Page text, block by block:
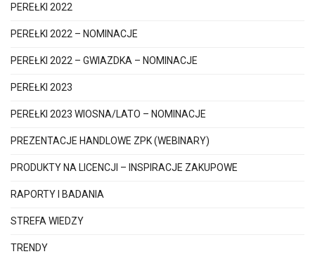
PEREŁKI 2022
PEREŁKI 2022 – NOMINACJE
PEREŁKI 2022 – GWIAZDKA – NOMINACJE
PEREŁKI 2023
PEREŁKI 2023 WIOSNA/LATO – NOMINACJE
PREZENTACJE HANDLOWE ZPK (WEBINARY)
PRODUKTY NA LICENCJI – INSPIRACJE ZAKUPOWE
RAPORTY I BADANIA
STREFA WIEDZY
TRENDY